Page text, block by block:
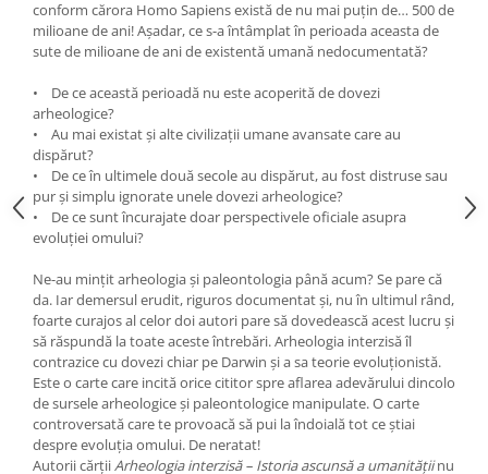
conform cărora Homo Sapiens există de nu mai puțin de… 500 de
milioane de ani! Așadar, ce s-a întâmplat în perioada aceasta de
sute de milioane de ani de existentă umană nedocumentată?
• De ce această perioadă nu este acoperită de dovezi
arheologice?
• Au mai existat și alte civilizații umane avansate care au
dispărut?
• De ce în ultimele două secole au dispărut, au fost distruse sau
pur și simplu ignorate unele dovezi arheologice?
• De ce sunt încurajate doar perspectivele oficiale asupra
evoluției omului?
Ne-au mințit arheologia și paleontologia până acum? Se pare că
da. Iar demersul erudit, riguros documentat și, nu în ultimul rând,
foarte curajos al celor doi autori pare să dovedească acest lucru și
să răspundă la toate aceste întrebări. Arheologia interzisă îl
contrazice cu dovezi chiar pe Darwin și a sa teorie evoluționistă.
Este o carte care incită orice cititor spre aflarea adevărului dincolo
de sursele arheologice și paleontologice manipulate. O carte
controversată care te provoacă să pui la îndoială tot ce știai
despre evoluția omului. De neratat!
Autorii cărțiiArheologia interzisă – Istoria ascunsă a umanitățiinu